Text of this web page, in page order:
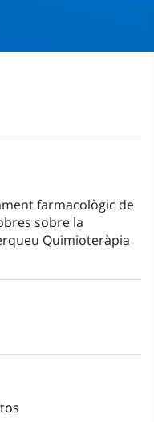
farmacològic de
sobre la
Quimioteràpia